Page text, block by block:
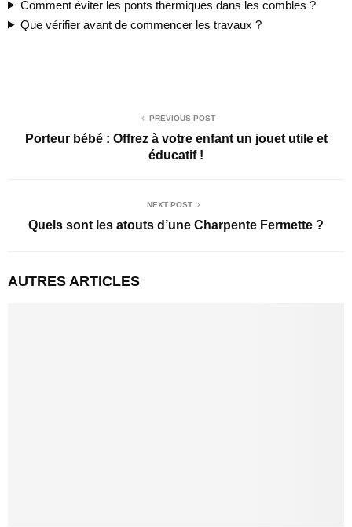
Comment éviter les ponts thermiques dans les combles ?
Que vérifier avant de commencer les travaux ?
PREVIOUS POST
Porteur bébé : Offrez à votre enfant un jouet utile et
éducatif !
NEXT POST
Quels sont les atouts d’une Charpente Fermette ?
AUTRES ARTICLES